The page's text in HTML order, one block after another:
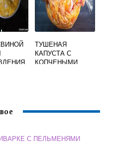
ТУШЕНАЯ
КАПУСТА С
КОПЧЕНЫМИ
С ПЕЛЬМЕНЯМИ